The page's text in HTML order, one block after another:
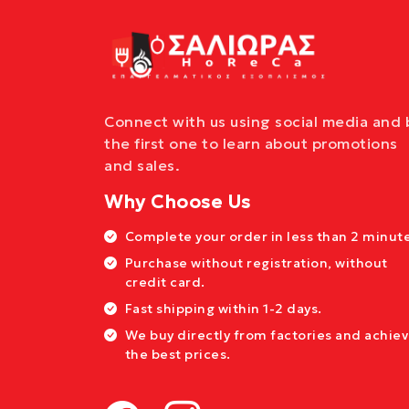
Connect with us using social media and
the first one to learn about promotions
and sales.
Why Choose Us
Complete your order in less than 2
Purchase without registration, without
credit card.
Fast shipping within 1-2 days.
We buy directly from factories and
the best prices.